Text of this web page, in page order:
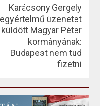
Karácsony Gergely
egyértelmű üzenetet
küldött Magyar Péter
kormányának:
Budapest nem tud
fizetni